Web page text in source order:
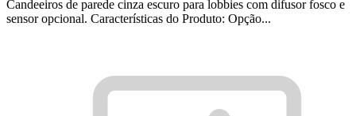
Candeeiros de parede cinza escuro para lobbies com difusor fosco e
sensor opcional. Características do Produto: Opção...